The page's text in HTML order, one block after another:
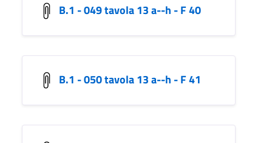
B.1 - 049 tavola 13 a--h - F 40
B.1 - 050 tavola 13 a--h - F 41